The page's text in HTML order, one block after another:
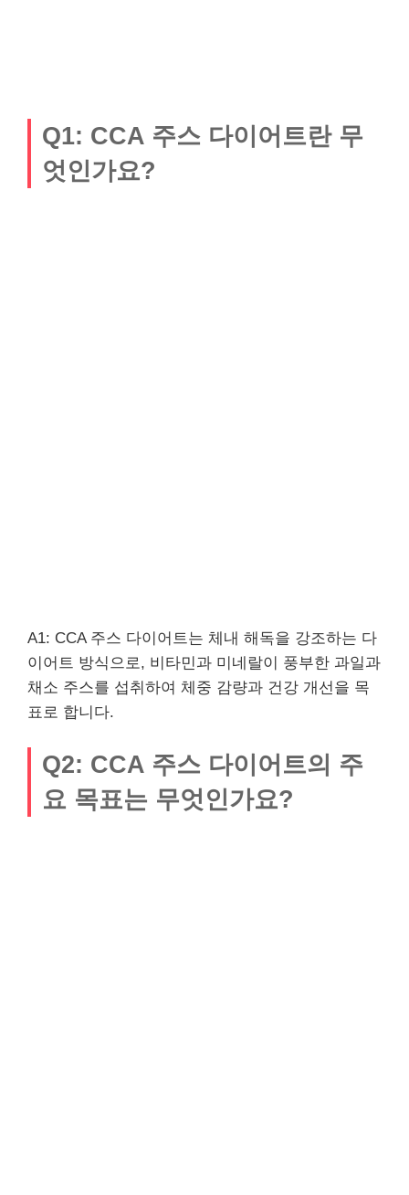
Q1: CCA 주스 다이어트란 무
엇인가요?
A1: CCA 주스 다이어트는 체내 해독을 강조하는 다
이어트 방식으로, 비타민과 미네랄이 풍부한 과일과
채소 주스를 섭취하여 체중 감량과 건강 개선을 목
표로 합니다.
Q2: CCA 주스 다이어트의 주
요 목표는 무엇인가요?